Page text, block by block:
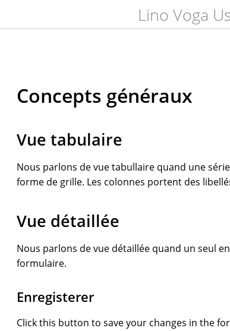
Lino Voga
Concepts généraux
Vue tabulaire
Nous parlons de vue tabullaire quand une
forme de grille. Les colonnes portent des
Vue détaillée
Nous parlons de vue détaillée quand un seul
formulaire.
Enregisterer
Click this button to save your changes in the